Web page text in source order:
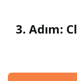
3. Adım: